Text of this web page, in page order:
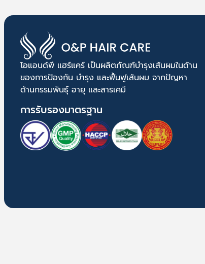
โอแอนด์พี แฮร์แคร์ เป็นผลิตภัณฑ์บำรุงเส้นผมในด้าน
ของการป้องกัน บำรุง และฟื้นฟูเส้นผม จากปัญหา
ด้านกรรมพันธุ์ อายุ และสารเคมี
การรับรองมาตรฐาน